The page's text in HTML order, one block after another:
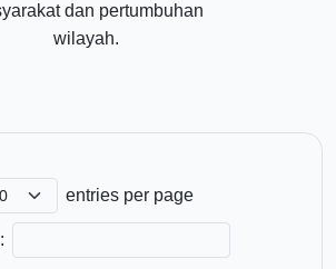
dan pertumbuhan
wilayah.
entries per page